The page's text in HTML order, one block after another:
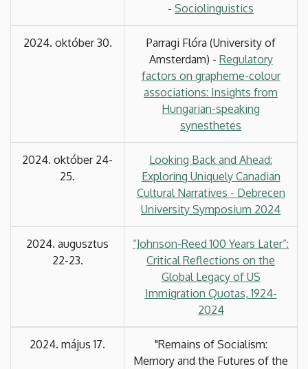
- Sociolinguistics
2024. október 30.
Parragi Flóra (University of
Amsterdam) - Regulatory
factors on grapheme-colour
associations: Insights from
Hungarian-speaking
synesthetes
2024. október 24-
25.
Looking Back and Ahead:
Exploring Uniquely Canadian
Cultural Narratives - Debrecen
University Symposium 2024
2024. augusztus
22-23.
“Johnson-Reed 100 Years Later”:
Critical Reflections on the
Global Legacy of US
Immigration Quotas, 1924-
2024
2024. május 17.
"Remains of Socialism:
Memory and the Futures of the